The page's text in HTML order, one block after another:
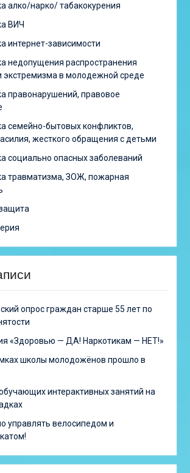
алко/нарко/ табакокурения
ВИЧ
интернет-зависимости
недопущения распространения
экстремизма в молодежной среде
правонарушений, правовое
семейно-бытовых конфликтов,
жесткого обращения с детьми
социально опасных заболеваний
травматизма, ЗОЖ, пожарная
опрос граждан старше 55 лет по
«Здоровью — ДА! Наркотикам — НЕТ!»
школы молодожёнов прошло в
интерактивных занятий на
управлять велосипедом и